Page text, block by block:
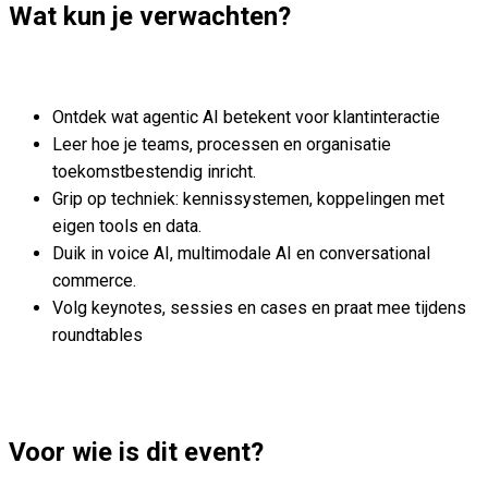
Wat kun je verwachten?
Ontdek wat agentic AI betekent voor klantinteractie
Leer hoe je teams, processen en organisatie
toekomstbestendig inricht.
Grip op techniek: kennissystemen, koppelingen met
eigen tools en data.
Duik in voice AI, multimodale AI en conversational
commerce.
Volg keynotes, sessies en cases en praat mee tijdens
roundtables
Voor wie is dit event?